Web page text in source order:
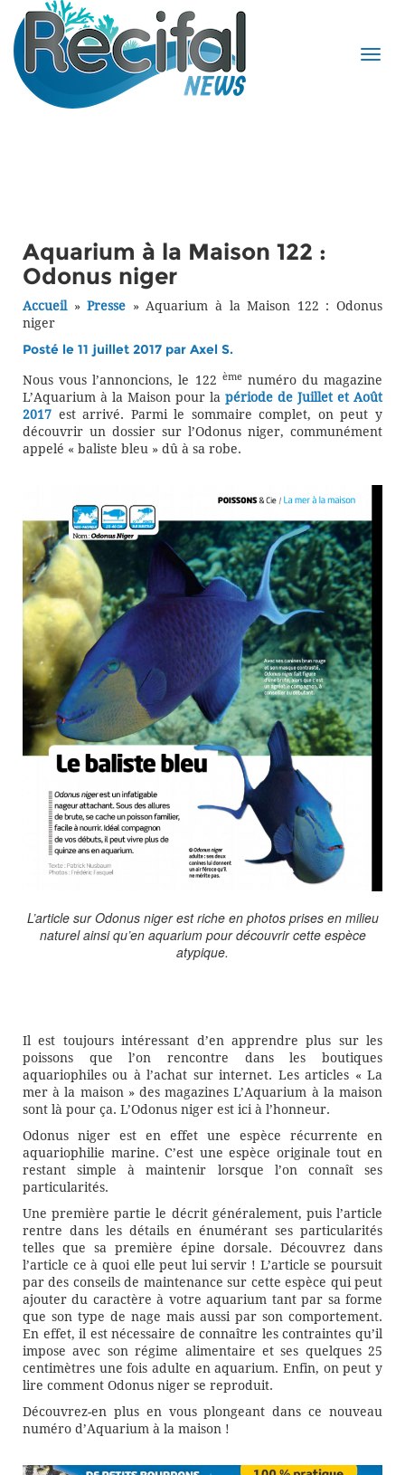
Aquarium à la Maison 122 :
Odonus niger
Accueil»Presse »Aquarium à la Maison 122 : Odonus
niger
Posté le 11 juillet 2017 par Axel S.
Nous vous l’annoncions, le 122 èmenuméro du magazine
L’Aquarium à la Maison pour la période de Juillet et Août
2017 est arrivé. Parmi le sommaire complet, on peut y
découvrir un dossier sur l’Odonus niger, communément
appelé « baliste bleu » dû à sa robe.
L’article sur Odonus niger est riche en photos prises en milieu
naturel ainsi qu’en aquarium pour découvrir cette espèce
atypique.
Il est toujours intéressant d’en apprendre plus sur les
poissons que l’on rencontre dans les boutiques
aquariophiles ou à l’achat sur internet. Les articles « La
mer à la maison » des magazines L’Aquarium à la maison
sont là pour ça. L’Odonus niger est ici à l’honneur.
Odonus niger est en effet une espèce récurrente en
aquariophilie marine. C’est une espèce originale tout en
restant simple à maintenir lorsque l’on connaît ses
particularités.
Une première partie le décrit généralement, puis l’article
rentre dans les détails en énumérant ses particularités
telles que sa première épine dorsale. Découvrez dans
l’article ce à quoi elle peut lui servir ! L’article se poursuit
par des conseils de maintenance sur cette espèce qui peut
ajouter du caractère à votre aquarium tant par sa forme
que son type de nage mais aussi par son comportement.
En effet, il est nécessaire de connaître les contraintes qu’il
impose avec son régime alimentaire et ses quelques 25
centimètres une fois adulte en aquarium. Enfin, on peut y
lire comment Odonus niger se reproduit.
Découvrez-en plus en vous plongeant dans ce nouveau
numéro d’Aquarium à la maison !